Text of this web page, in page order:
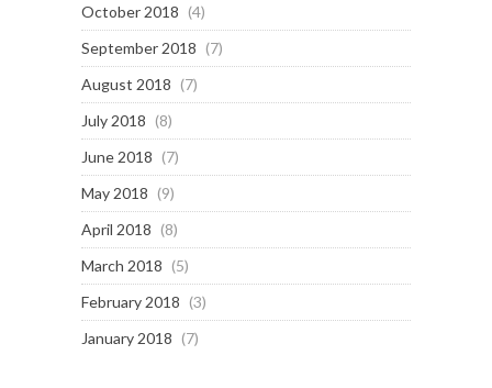
October 2018 (4)
September 2018 (7)
August 2018 (7)
July 2018 (8)
June 2018 (7)
May 2018 (9)
April 2018 (8)
March 2018 (5)
February 2018 (3)
January 2018 (7)